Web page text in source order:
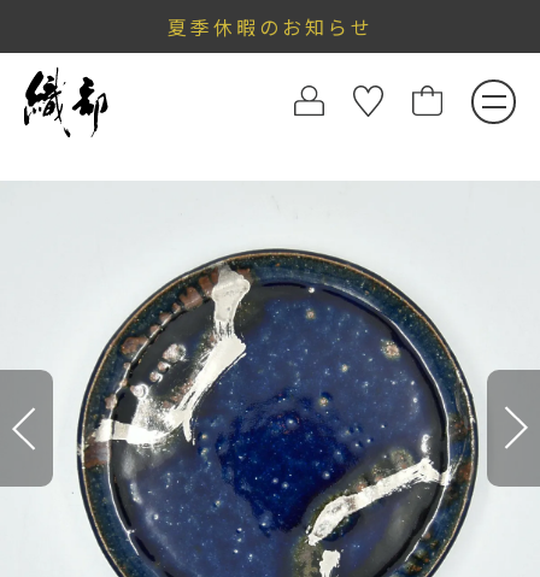
夏季休暇のお知らせ